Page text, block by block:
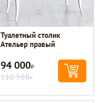
Туалетный столик
Ательер правый
94 000Р
110 588Р